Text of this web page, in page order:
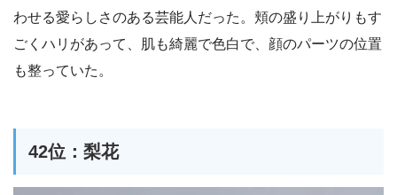
わせる愛らしさのある芸能人だった。頬の盛り上がりもす
ごくハリがあって、肌も綺麗で色白で、顔のパーツの位置
も整っていた。
42位：梨花